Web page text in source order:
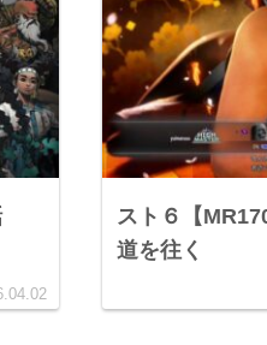
スト６【
道を往く